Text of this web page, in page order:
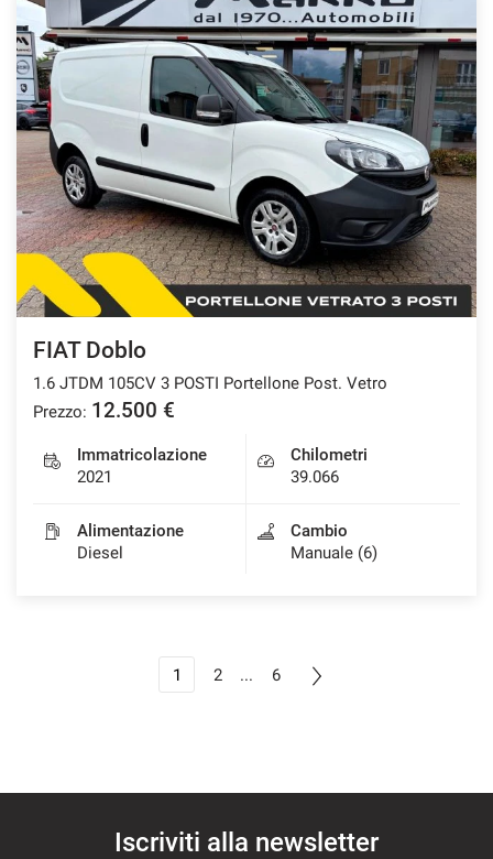
FIAT Doblo
1.6 JTDM 105CV 3 POSTI Portellone Post. Vetro
Prezzo: 12.500 €
Immatricolazione
2021
Chilometri
39.066
Alimentazione
Diesel
Cambio
Manuale (6)
1 2 ... 6
Iscriviti alla newsletter